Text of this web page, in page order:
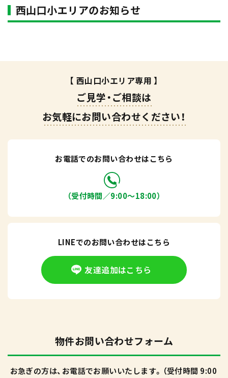
西山口小エリアのお知らせ
【 西山口小エリア専用 】
ご見学・ご相談は
お気軽にお問い合わせください！
お電話でのお問い合わせはこちら
（受付時間／9:00〜18:00）
LINEでのお問い合わせはこちら
友達追加はこちら
物件お問い合わせフォーム
お急ぎの方は、お電話でお願いいたします。（受付時間 9:00